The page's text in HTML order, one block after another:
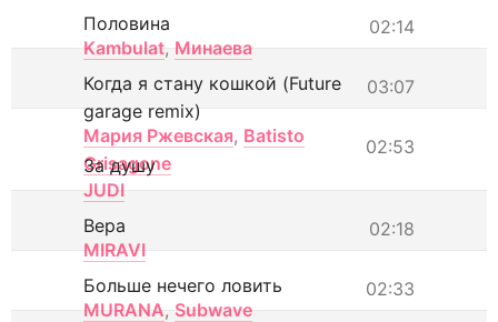
02:14
Половина
Kambulat, Минаева
03:07
Когда я стану кошкой (Future
garage remix)
Мария Ржевская, Batisto
Grisagone
02:53
За душу
JUDI
02:18
Вера
MIRAVI
02:33
Больше нечего ловить
MURANA, Subwave